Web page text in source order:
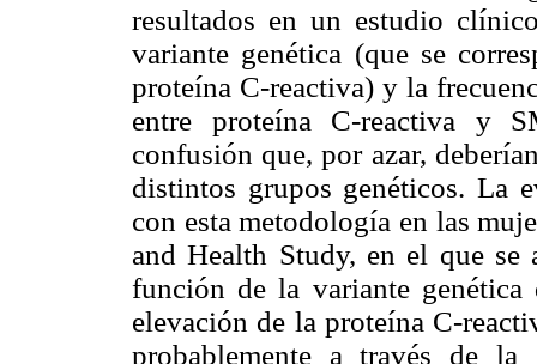
resultados en un estudio
variante genética (que se
proteína C-reactiva) y la
entre proteína C-reactiva y
confusión que, por azar,
distintos grupos genéticos. La
con esta metodología en las
and Health Study, en el que
función de la variante
elevación de la proteína C-
probablemente a través de